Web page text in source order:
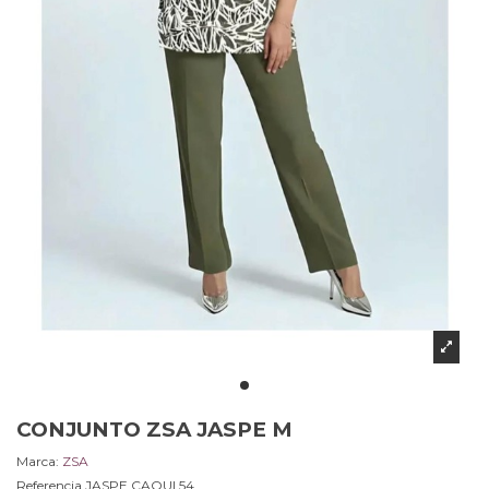
CONJUNTO ZSA JASPE M
Marca: ZSA
Referencia JASPE.CAQUI.54